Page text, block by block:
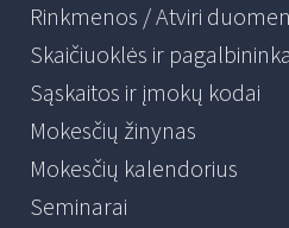
Rinkmenos / Atviri
Skaičiuoklės ir
Sąskaitos ir įmokų kodai
Mokesčių žinynas
Mokesčių kalendorius
Seminarai